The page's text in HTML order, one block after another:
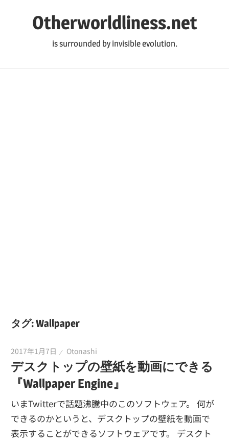
ツ
Otherworldliness.net
is surrounded by invisible evolution.
タグ:Wallpaper
2017年1月7日 Otonashi
デスクトップの壁紙を動画にできる
『Wallpaper Engine』
いまTwitterで話題沸騰中のこのソフトウェア。 何が
できるのかというと、デスクトップの壁紙を動画で
表示することができるソフトウェアです。 デスクト